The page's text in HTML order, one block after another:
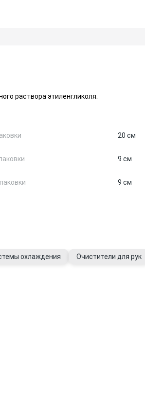
раствора этиленгликоля.
20 см
9 см
9 см
охлаждения Очистители для рук